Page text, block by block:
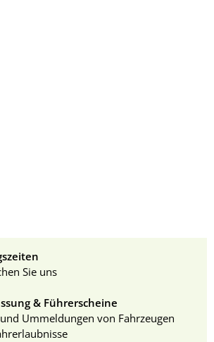
Sie uns
& Führerscheine
Ummeldungen von Fahrzeugen